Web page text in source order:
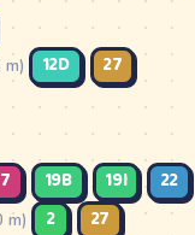
m) 12D 27
7 19B 19I 22
m) 2 27